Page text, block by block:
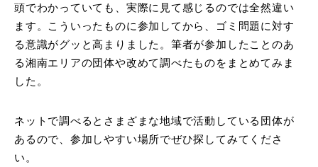
頭でわかっていても、実際に見て感じるのでは全然違い
ます。こういったものに参加してから、ゴミ問題に対す
る意識がグッと高まりました。筆者が参加したことのあ
る湘南エリアの団体や改めて調べたものをまとめてみま
した。
ネットで調べるとさまざまな地域で活動している団体が
あるので、参加しやすい場所でぜひ探してみてくださ
い。